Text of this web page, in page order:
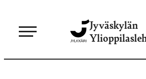
sisältöön
Jyväskylän